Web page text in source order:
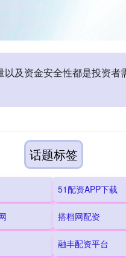
及资金安全性都是投资者
话题标签
51配资APP下载
搭档网配资
融丰配资平台